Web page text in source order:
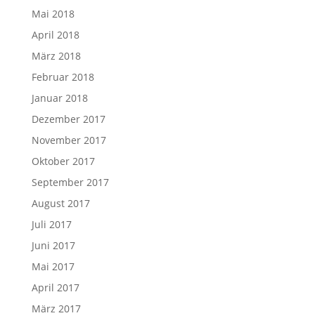
Mai 2018
April 2018
März 2018
Februar 2018
Januar 2018
Dezember 2017
November 2017
Oktober 2017
September 2017
August 2017
Juli 2017
Juni 2017
Mai 2017
April 2017
März 2017